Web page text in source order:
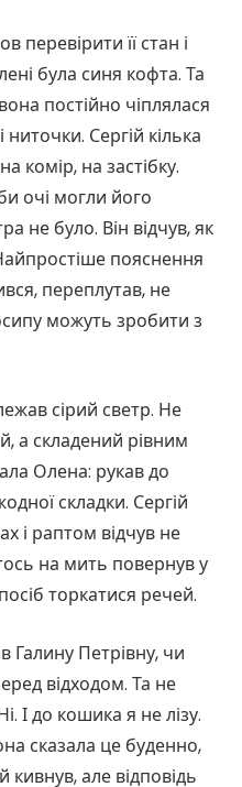
перевірити її стан і
була синя кофта. Та
постійно чіплялася
ниточки. Сергій кілька
комір, на застібку.
очі могли його
не було. Він відчув, як
пояснення
переплутав, не
можуть зробити з
сірий светр. Не
а складений рівним
Олена: рукав до
складки. Сергій
і раптом відчув не
на мить повернув у
торкатися речей.
Галину Петрівну, чи
відходом. Та не
І до кошика я не лізу.
сказала це буденно,
кивнув, але відповідь